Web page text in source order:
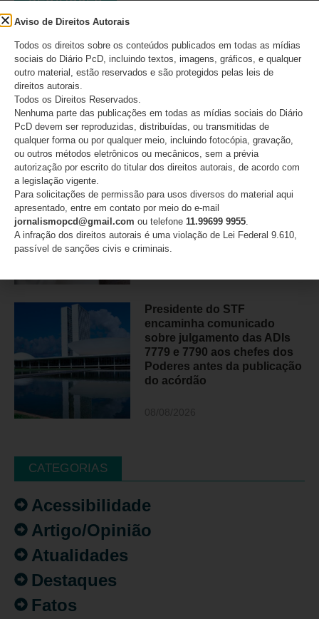
Pais com deficiência:
números revelam uma
realidade ainda pouco
09/08/2026
Dia dos Pais: a dor silenciosa
dos pais que acompanham o
tratamento dos filhos à
distância
09/08/2026
Presidente do STF
encaminha comunicado
sobre julgamento das ADIs
7779 e 7790 aos chefes dos
Poderes antes da publicação
do acórdão
CATEGORIAS
Acessibilidade
Artigo/Opinião
Atualidades
Destaques
Fatos
Aviso de Direitos Autorais
Todos os direitos sobre os conteúdos publicados em todas as mídias
sociais do Diário PcD, incluindo textos, imagens, gráficos, e qualquer
outro material, estão reservados e são protegidos pelas leis de
direitos autorais.
Todos os Direitos Reservados.
Nenhuma parte das publicações em todas as mídias sociais do Diário
PcD devem ser reproduzidas, distribuídas, ou transmitidas de
qualquer forma ou por qualquer meio, incluindo fotocópia, gravação,
ou outros métodos eletrônicos ou mecânicos, sem a prévia
autorização por escrito do titular dos direitos autorais, de acordo com
a legislação vigente.
Para solicitações de permissão para usos diversos do material aqui
apresentado, entre em contato por meio do e-mail
jornalismopcd@gmail.com ou telefone 11.99699 9955.
A infração dos direitos autorais é uma violação de Lei Federal 9.610,
passível de sanções civis e criminais.